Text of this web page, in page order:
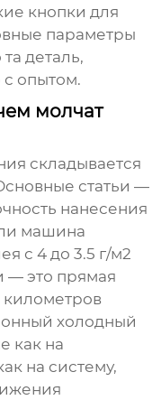
кнопки для
параметры
деталь,
опытом.
молчат
складывается
статьи —
нанесения
машина
с 4 до 3.5 г/м2
— это прямая
километров
холодный
как на
на систему,